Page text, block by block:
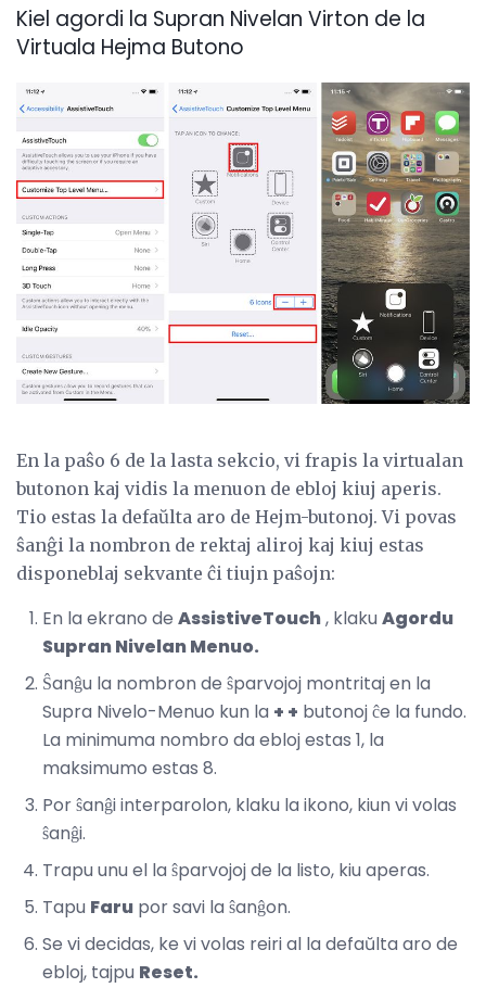
Kiel agordi la Supran Nivelan Virton de la
Virtuala Hejma Butono
En la paŝo 6 de la lasta sekcio, vi frapis la virtualan
butonon kaj vidis la menuon de ebloj kiuj aperis.
Tio estas la defaŭlta aro de Hejm-butonoj. Vi povas
ŝanĝi la nombron de rektaj aliroj kaj kiuj estas
disponeblaj sekvante ĉi tiujn paŝojn:
En la ekrano de AssistiveTouch, klaku Agordu
Supran Nivelan Menuo.
Ŝanĝu la nombron de ŝparvojoj montritaj en la
Supra Nivelo-Menuo kun la + + butonoj ĉe la fundo.
La minimuma nombro da ebloj estas 1, la
maksimumo estas 8.
Por ŝanĝi interparolon, klaku la ikono, kiun vi volas
ŝanĝi.
Trapu unu el la ŝparvojoj de la listo, kiu aperas.
Tapu Faru por savi la ŝanĝon.
Se vi decidas, ke vi volas reiri al la defaŭlta aro de
ebloj, tajpu Reset.